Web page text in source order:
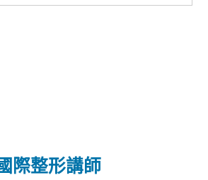
際整形講師